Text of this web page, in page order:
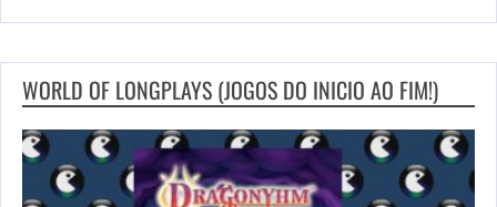
WORLD OF LONGPLAYS (JOGOS DO INICIO AO FIM!)